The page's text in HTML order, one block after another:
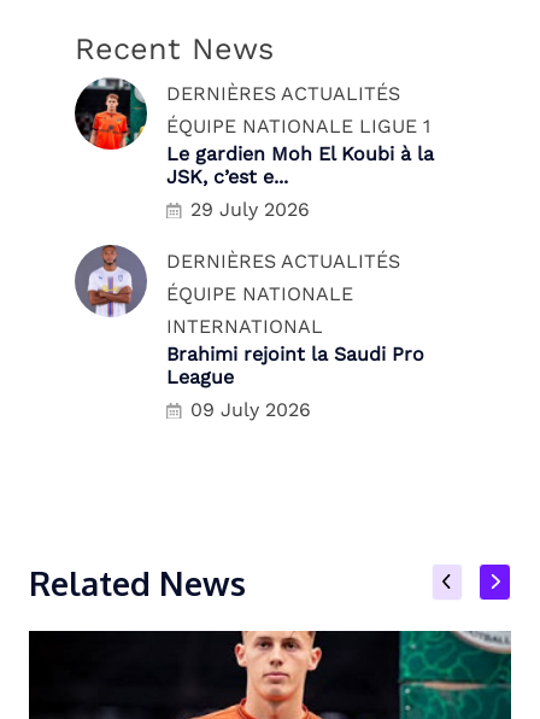
Recent News
DERNIÈRES ACTUALITÉS
ÉQUIPE NATIONALE LIGUE 1
Le gardien Moh El Koubi à la
JSK, c’est e...
29 July 2026
DERNIÈRES ACTUALITÉS
ÉQUIPE NATIONALE
INTERNATIONAL
Brahimi rejoint la Saudi Pro
League
09 July 2026
Related News